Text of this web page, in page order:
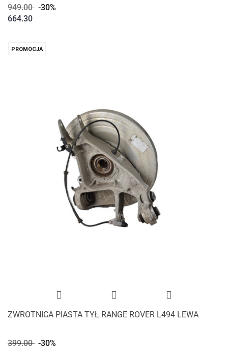
949.00 -30%
664.30
PROMOCJA
ZWROTNICA PIASTA TYŁ RANGE ROVER L494 LEWA
399.00 -30%